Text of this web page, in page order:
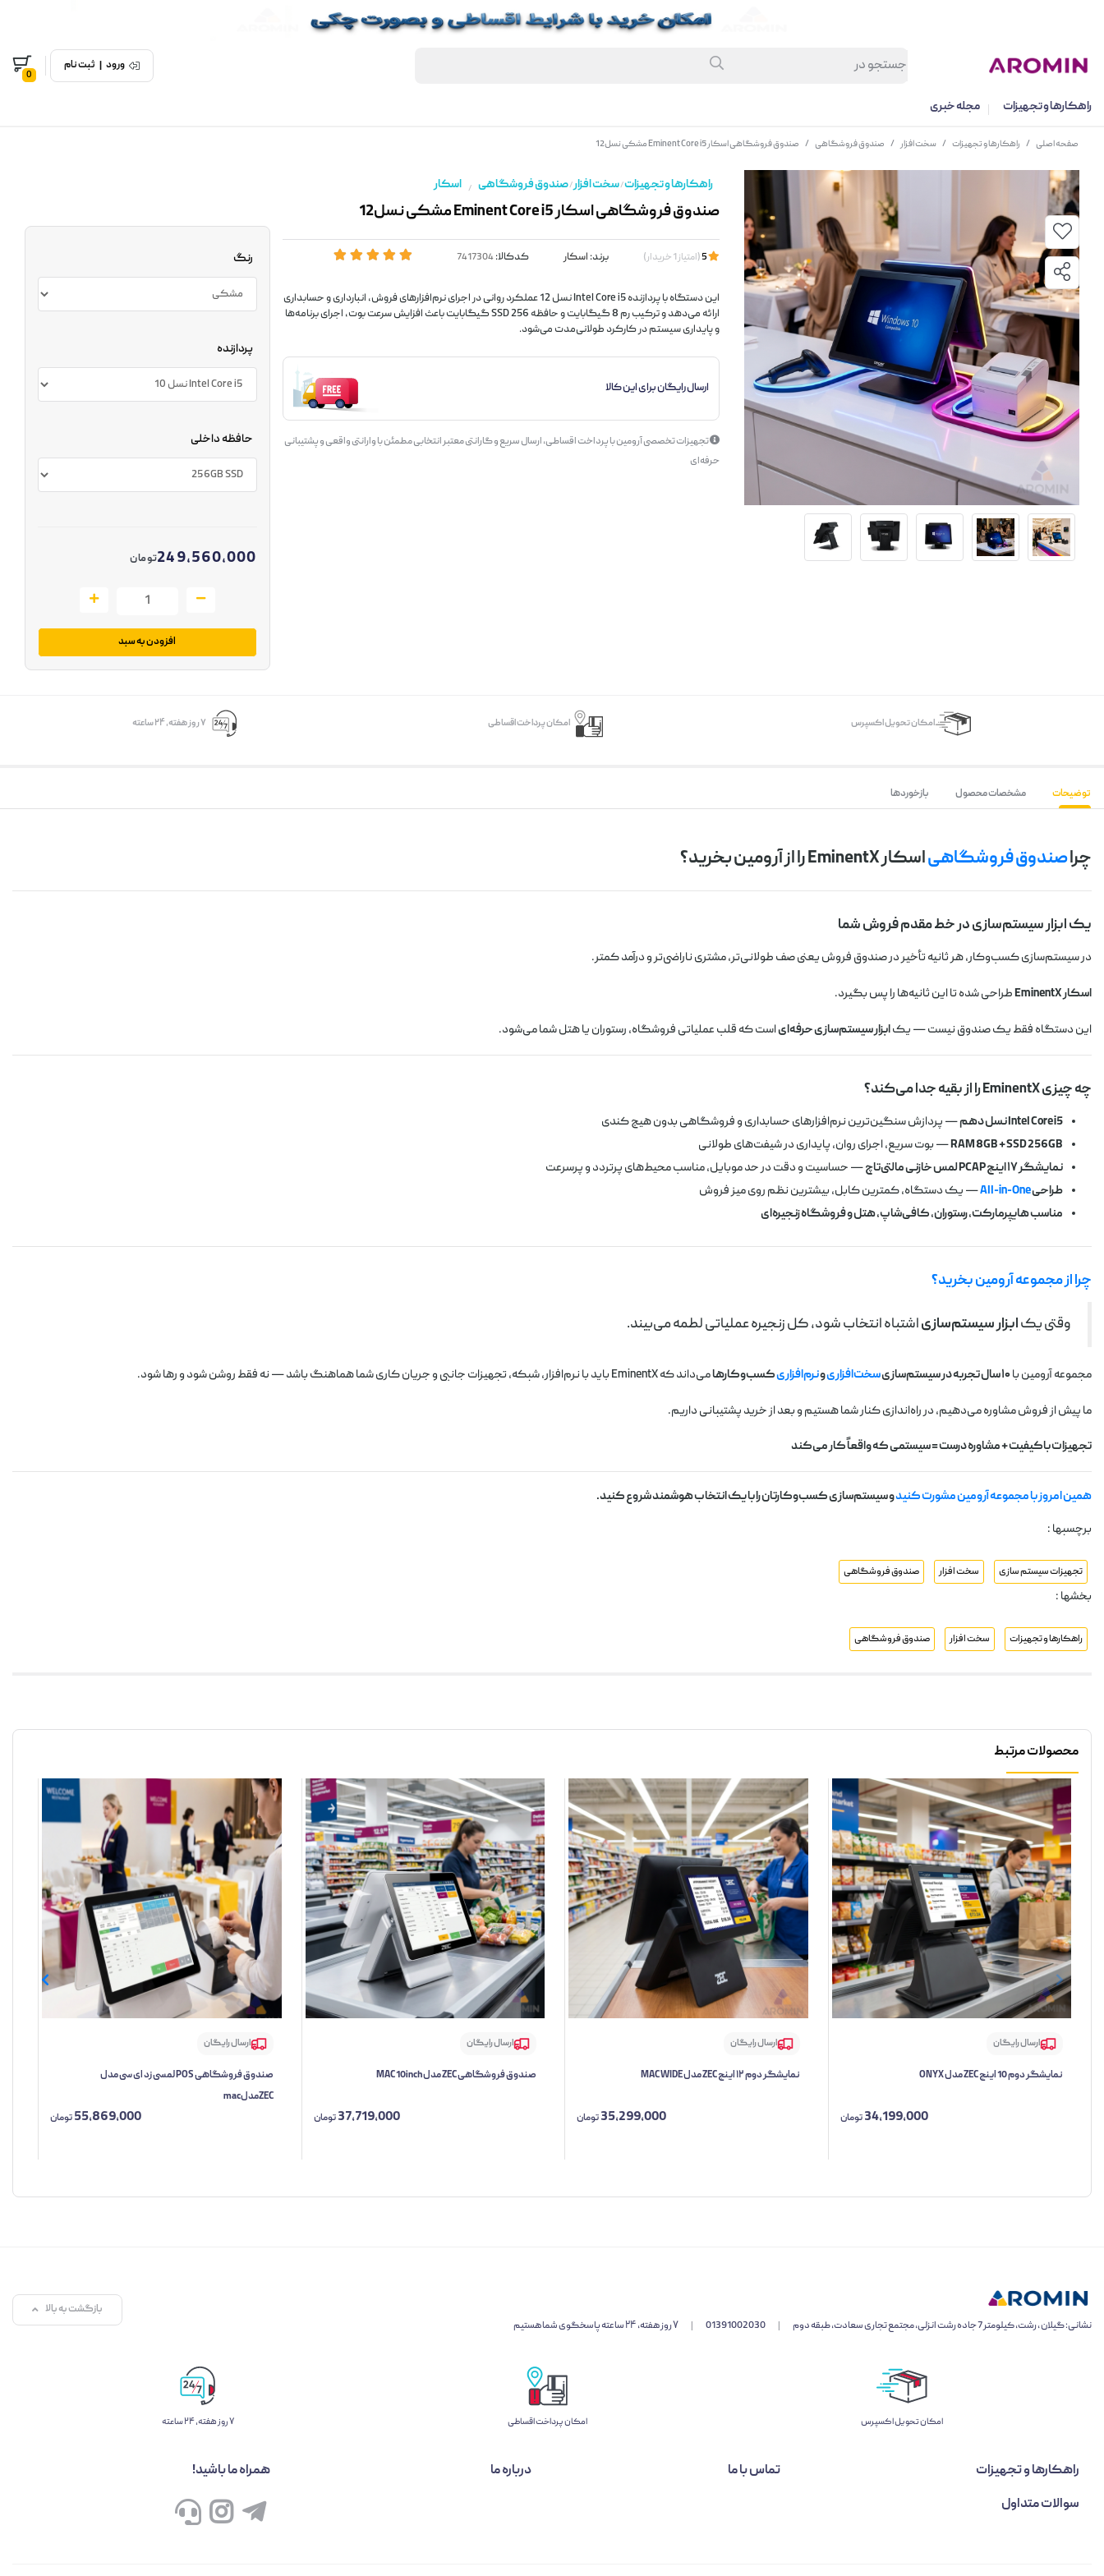
ورود | ثبت نام
0
راهکارها و تجهیزات مجله خبری
صفحه اصلی / راهکارها و تجهیزات / سخت افزار / صندوق فروشگاهی / صندوق فروشگاهی اسکار Eminent Core i5 مشکی نسل12
راهکارها و تجهیزات/سخت افزار/صندوق فروشگاهی / اسکار
صندوق فروشگاهی اسکار Eminent Core i5 مشکی نسل12
(امتیاز1خریدار) برند: اسکار کدکالا:
این دستگاه با پردازنده Intel Core i5 نسل 12 عملکرد روانی در اجرای نرم‌افزارهای فروش، انبارداری و حسابداری
ارائه می‌دهد و ترکیب رم 8 گیگابایت و حافظه SSD 256 گیگابایت باعث افزایش سرعت بوت، اجرای برنامه‌ها
و پایداری سیستم در کارکرد طولانی‌مدت می‌شود.
ارسال رایگان برای این کالا
تجهیزات تخصصی آرومین با پرداخت اقساطی، ارسال سریع و گارانتی معتبر انتخابی مطمئن با وارانتی واقعی و پشتیبانی
حرفه‌ای
رنگ
پردازنده
حافظه داخلی
249,560,000تومان
افزودن به سبد
اﻣﮑﺎن ﺗﺤﻮﯾﻞ اﮐﺴﭙﺮس امکان پرداخت اقساطی ۷ روز ﻫﻔﺘﻪ، ۲۴ ﺳﺎﻋﺘﻪ
توضیحات مشخصات محصول بازخوردها
چراصندوق فروشگاهیاسکار EminentX را از آرومین بخرید؟
یک ابزار سیستم‌سازی در خط مقدم فروش شما
در سیستم‌سازی کسب‌وکار، هر ثانیه تأخیر در صندوق فروش یعنی صف طولانی‌تر، مشتری ناراضی‌تر و درآمد کمتر.
اسکار EminentX طراحی شده تا این ثانیه‌ها را پس بگیرد.
این دستگاه فقط یک صندوق نیست — یکابزار سیستم‌سازی حرفه‌ایاست که قلب عملیاتی فروشگاه، رستوران یا هتل شما می‌شود.
چه چیزی EminentX را از بقیه جدا می‌کند؟
Intel Core i5 نسل دهم
— پردازش سنگین‌ترین نرم‌افزارهای حسابداری و فروشگاهی بدون هیچ کندی
RAM 8GB + SSD 256GB— بوت سریع، اجرای روان، پایداری در شیفت‌های طولانی
نمایشگر ۱۷ اینچ PCAP لمس خازنی مالتی‌تاچ
— حساسیت و دقت در حد موبایل، مناسب محیط‌های پرتردد و پرسرعت
طراحیAll-in-One— یک دستگاه، کمترین کابل، بیشترین نظم روی میز فروش
مناسب هایپرمارکت، رستوران، کافی‌شاپ، هتل و فروشگاه زنجیره‌ای
چرا از مجموعه آرومین بخرید؟
وقتی یکابزار سیستم‌سازیاشتباه انتخاب شود، کل زنجیره عملیاتی لطمه می‌بیند.
مجموعه آرومین با۱۰ سال تجربه در سیستم‌سازی سخت‌افزاریونرم‌افزاریکسب‌وکارهامی‌داند که EminentX باید با نرم‌افزار، شبکه، تجهیزات جانبی و جریان کاری شما هماهنگ باشد — نه فقط روشن شود و رها شود.
ما پیش از فروش مشاوره می‌دهیم، در راه‌اندازی کنار شما هستیم و بعد از خرید پشتیبانی داریم.
تجهیزات باکیفیت + مشاوره درست = سیستمی که واقعاً کار می‌کند
همین امروز با مجموعه آرومین مشورت کنیدو سیستم‌سازی کسب‌وکارتان را با یک انتخاب هوشمند شروع کنید.
برچسبها :
تجهیزات سیستم سازی سخت افزار صندوق فروشگاهی
بخشها :
راهکارها و تجهیزات سخت افزار صندوق فروشگاهی
محصولات مرتبط
ارسال رایگان
نمایشگر دوم 10 اینچ ZEC مدل ONYX
34,199,000 تومان
ارسال رایگان
نمایشگر دوم ۱۲ اینچ ZEC مدل MAC WIDE
35,299,000تومان
ارسال رایگان
صندوق فروشگاهی ZEC مدل MAC 10inch
37,719,000 تومان
ارسال رایگان
صندوق فروشگاهی POS لمسی زد ای سی مدل
ZECمدلmac
55,869,000تومان
نشانی: گیلان ، رشت، کیلومتر 7 جاده رشت انزلی، مجتمع تجاری سعادت، طبقه دوم |
01391002030
| ۷ روز هفته، ۲۴ ساعته پاسخگوی شما هستیم
بازگشت به بالا
اﻣﮑﺎن ﺗﺤﻮﯾﻞ اﮐﺴﭙﺮس امکان پرداخت اقساطی ۷ روز ﻫﻔﺘﻪ، ۲۴ ﺳﺎﻋﺘﻪ
راهکارها و تجهیزات تماس با ما
درباره ما
سوالات متداول
همراه ما باشید!